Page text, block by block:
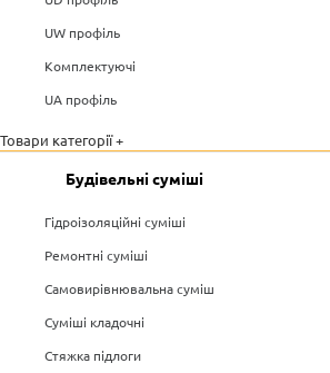
UW профіль
Комплектуючі
UA профіль
Товари категорії +
Будівельні суміші
Гідроізоляційні суміші
Ремонтні суміші
Самовирівнювальна суміш
Суміші кладочні
Стяжка підлоги